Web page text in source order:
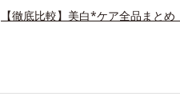
【徹底比較】美白*ケア全品まと